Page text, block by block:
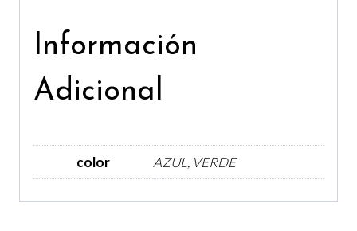
Información
Adicional
color AZUL, VERDE